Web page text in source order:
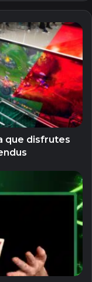
que disfrutes